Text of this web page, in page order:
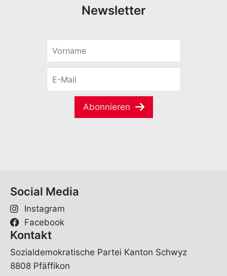
Newsletter
r
m
M
Abonnieren
Social Media
Instagram
Facebook
Kontakt
Sozialdemokratische Partei Kanton Schwyz
8808 Pfäffikon